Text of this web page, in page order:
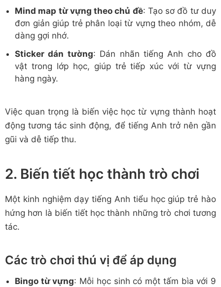
Mind map từ vựng theo chủ đề: Tạo sơ đồ tư duy
đơn giản giúp trẻ phân loại từ vựng theo nhóm, dễ
dàng gợi nhớ.
Sticker dán tường: Dán nhãn tiếng Anh cho đồ
vật trong lớp học, giúp trẻ tiếp xúc với từ vựng
hàng ngày.
Việc quan trọng là biến việc học từ vựng thành hoạt
động tương tác sinh động, để tiếng Anh trở nên gần
gũi và dễ tiếp thu.
2. Biến tiết học thành trò chơi
Một kinh nghiệm dạy tiếng Anh tiểu học giúp trẻ hào
hứng hơn là biến tiết học thành những trò chơi tương
tác.
Các trò chơi thú vị để áp dụng
Bingo từ vựng: Mỗi học sinh có một tấm bìa với 9